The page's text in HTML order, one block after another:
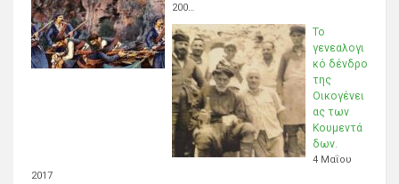
200…
Το
γενεαλογι
κό δένδρο
της
Οικογένει
ας των
Κουμεντά
δων.
4 Μαΐου
2017